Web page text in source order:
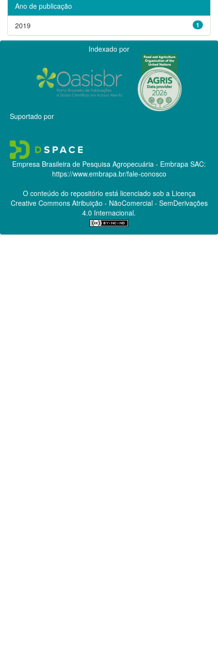
Ano de publicação
1
2019
Indexado por
Suportado por
Empresa Brasileira de Pesquisa Agropecuária - Embrapa SAC:
https://www.embrapa.br/fale-conosco
O conteúdo do repositório está licenciado sob a Licença
Creative CommonsAtribuição - NãoComercial - SemDerivações
4.0 Internacional.